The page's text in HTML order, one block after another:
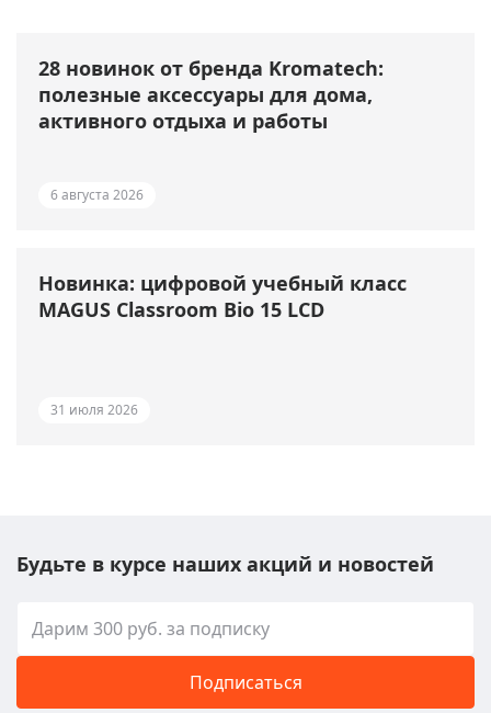
28 новинок от бренда Kromatech:
полезные аксессуары для дома,
активного отдыха и работы
6 августа 2026
Новинка: цифровой учебный класс
MAGUS Classroom Bio 15 LCD
31 июля 2026
Будьте в курсе наших акций и новостей
Подписаться